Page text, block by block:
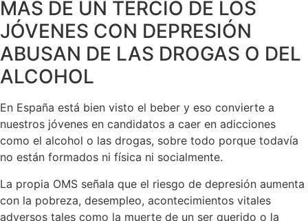
MÁS DE UN TERCIO DE LOS
JÓVENES CON DEPRESIÓN
ABUSAN DE LAS DROGAS O DEL
ALCOHOL
En España está bien visto el beber y eso convierte a
nuestros jóvenes en candidatos a caer en adicciones
como el alcohol o las drogas, sobre todo porque todavía
no están formados ni física ni socialmente.
La propia OMS señala que el riesgo de depresión aumenta
con la pobreza, desempleo, acontecimientos vitales
adversos tales como la muerte de un ser querido o la